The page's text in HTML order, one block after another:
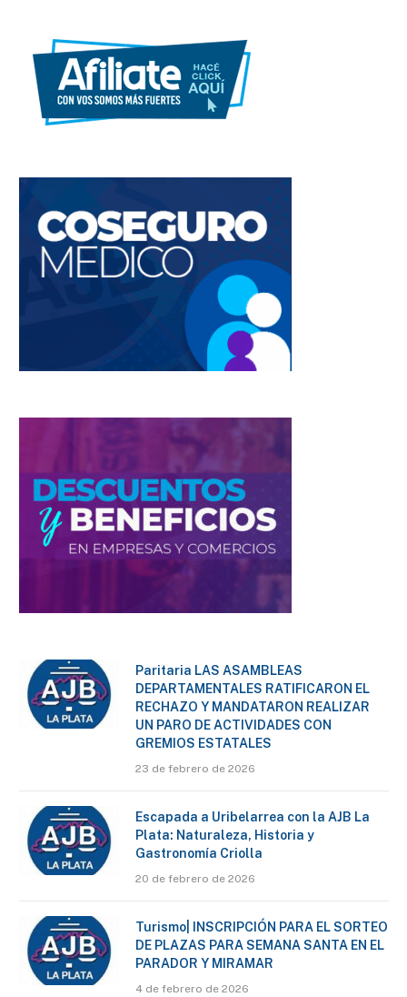
Paritaria LAS ASAMBLEAS
DEPARTAMENTALES RATIFICARON EL
RECHAZO Y MANDATARON REALIZAR
UN PARO DE ACTIVIDADES CON
GREMIOS ESTATALES
23 de febrero de 2026
Escapada a Uribelarrea con la AJB La
Plata: Naturaleza, Historia y
Gastronomía Criolla
20 de febrero de 2026
Turismo| INSCRIPCIÓN PARA EL SORTEO
DE PLAZAS PARA SEMANA SANTA EN EL
PARADOR Y MIRAMAR
4 de febrero de 2026